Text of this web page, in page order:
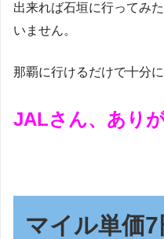
出来れば石垣に行ってみ
いません。
那覇に行けるだけで十分
JALさん、あり
マイル単価